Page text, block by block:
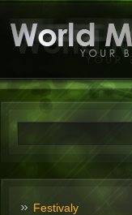
Festivaly